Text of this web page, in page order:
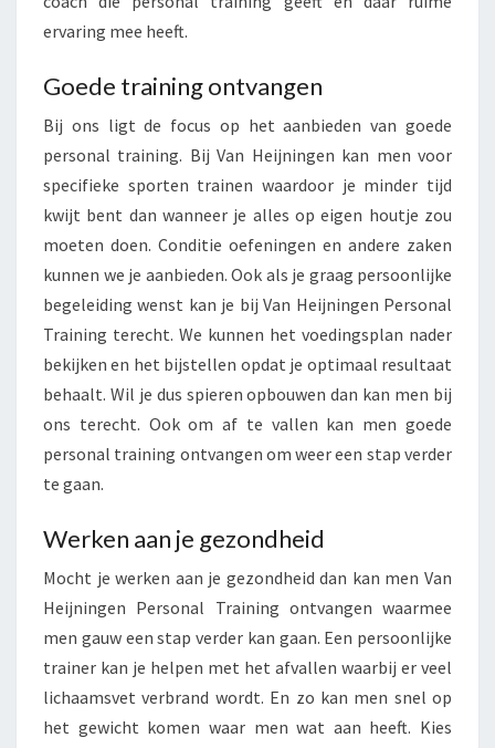
ervaring mee heeft.
Goede training ontvangen
Bij ons ligt de focus op het aanbieden van goede
personal training. Bij Van Heijningen kan men voor
specifieke sporten trainen waardoor je minder tijd
kwijt bent dan wanneer je alles op eigen houtje zou
moeten doen. Conditie oefeningen en andere zaken
kunnen we je aanbieden. Ook als je graag persoonlijke
begeleiding wenst kan je bij Van Heijningen Personal
Training terecht. We kunnen het voedingsplan nader
bekijken en het bijstellen opdat je optimaal resultaat
behaalt. Wil je dus spieren opbouwen dan kan men bij
ons terecht. Ook om af te vallen kan men goede
personal training ontvangen om weer een stap verder
te gaan.
Werken aan je gezondheid
Mocht je werken aan je gezondheid dan kan men Van
Heijningen Personal Training ontvangen waarmee
men gauw een stap verder kan gaan. Een persoonlijke
trainer kan je helpen met het afvallen waarbij er veel
lichaamsvet verbrand wordt. En zo kan men snel op
het gewicht komen waar men wat aan heeft. Kies